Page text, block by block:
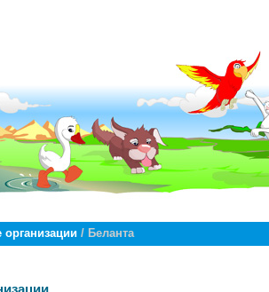
организации / Беланта